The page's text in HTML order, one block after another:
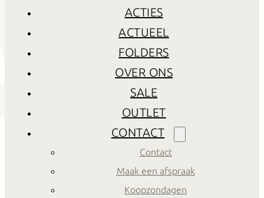
ACTIES
ACTUEEL
FOLDERS
OVER ONS
SALE
OUTLET
CONTACT
Contact
Maak een afspraak
Koopzondagen